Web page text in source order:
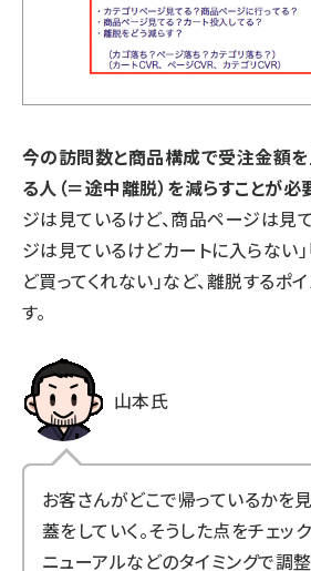
今の訪問数と商品構成で受注金額
る人（＝途中離脱）を減らすことが必
ジは見ているけど、商品ページは見
ジは見ているけどカートに入らない
ど買ってくれない」など、離脱するポ
す。
山本氏
お客さんがどこで帰っているかを
蓋をしていく。そうした点をチェッ
ニューアルなどのタイミングで調整